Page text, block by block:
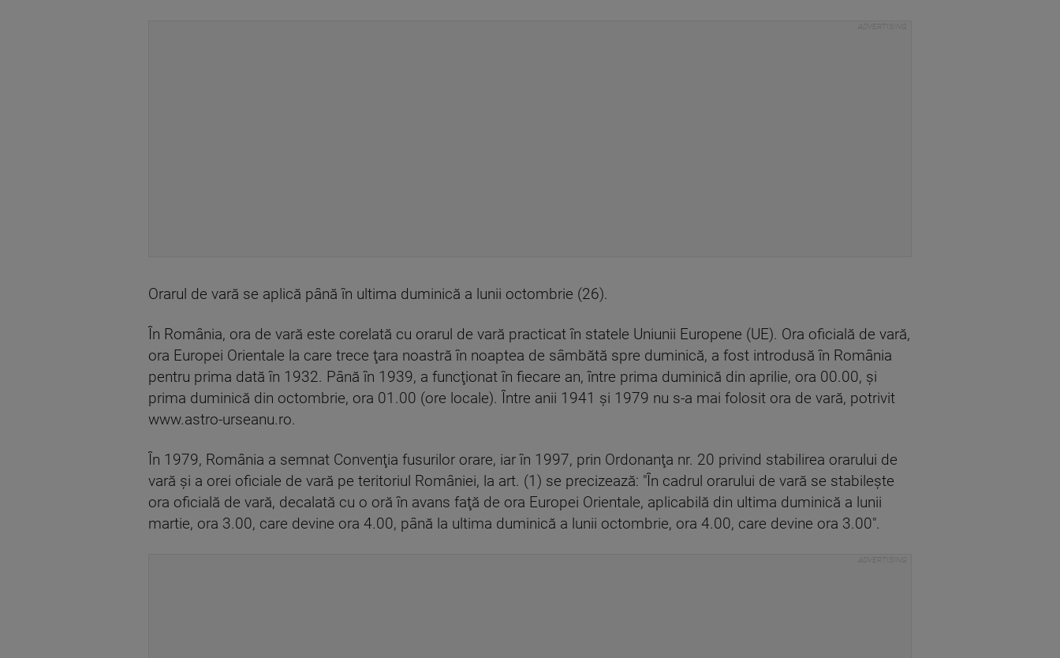
Orarul de vară se aplică până în ultima duminică a lunii octombrie (26).
În România, ora de vară este corelată cu orarul de vară practicat în statele Uniunii Europene (UE). Ora oficială de vară,
ora Europei Orientale la care trece ţara noastră în noaptea de sâmbătă spre duminică, a fost introdusă în România
pentru prima dată în 1932. Până în 1939, a funcţionat în fiecare an, între prima duminică din aprilie, ora 00.00, şi
prima duminică din octombrie, ora 01.00 (ore locale). Între anii 1941 şi 1979 nu s-a mai folosit ora de vară, potrivit
www.astro-urseanu.ro.
În 1979, România a semnat Convenţia fusurilor orare, iar în 1997, prin Ordonanţa nr. 20 privind stabilirea orarului de
vară şi a orei oficiale de vară pe teritoriul României, la art. (1) se precizează: "În cadrul orarului de vară se stabileşte
ora oficială de vară, decalată cu o oră în avans faţă de ora Europei Orientale, aplicabilă din ultima duminică a lunii
martie, ora 3.00, care devine ora 4.00, până la ultima duminică a lunii octombrie, ora 4.00, care devine ora 3.00".